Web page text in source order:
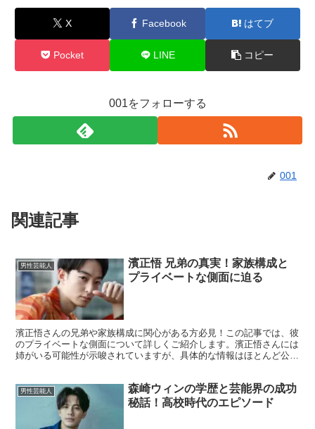
X Facebook はてブ
Pocket LINE コピー
001をフォローする
001
関連記事
男性芸能人
濱正悟 兄弟の真実！家族構成と
プライベートな側面に迫る
濱正悟さんの兄弟や家族構成に関心がある方必見！この記事では、彼
のプライベートな側面について詳しくご紹介します。濱正悟さんには
姉がいる可能性が示唆されていますが、具体的な情報はほとんど公開
男性芸能人
森崎ウィンの学歴と芸能界の成功
秘話！高校時代のエピソード